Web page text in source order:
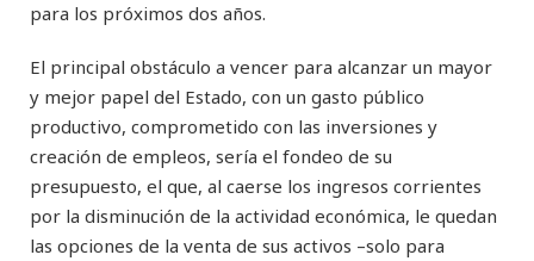
para los próximos dos años.
El principal obstáculo a vencer para alcanzar un mayor
y mejor papel del Estado, con un gasto público
productivo, comprometido con las inversiones y
creación de empleos, sería el fondeo de su
presupuesto, el que, al caerse los ingresos corrientes
por la disminución de la actividad económica, le quedan
las opciones de la venta de sus activos –solo para